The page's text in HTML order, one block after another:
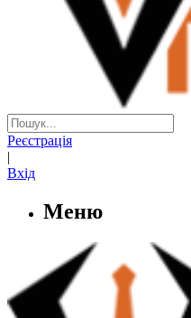
Реєстрація
|
Вхід
Меню